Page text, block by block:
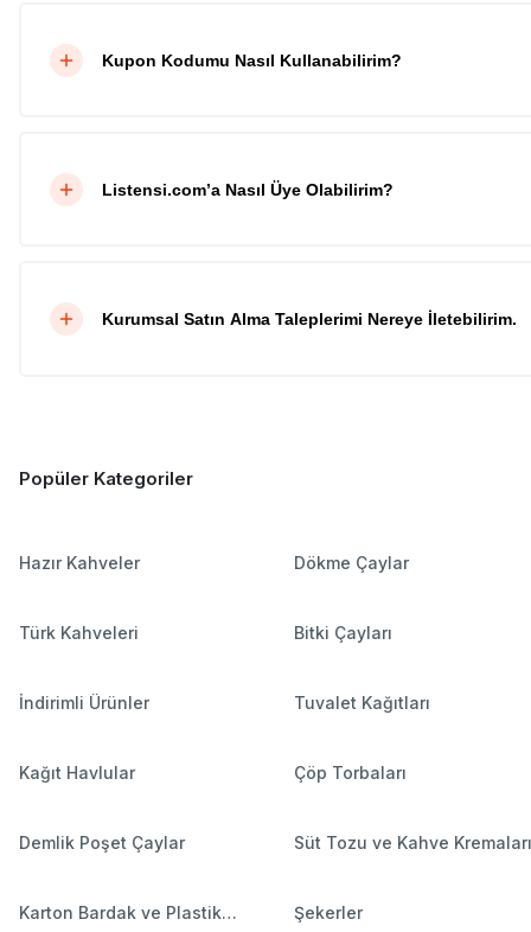
Kupon Kodumu Nasıl Kullanabilirim?
Listensi.com’a Nasıl Üye Olabilirim?
Kurumsal Satın Alma Taleplerimi Nereye İletebilirim.
Popüler Kategoriler
Hazır Kahveler Dökme Çaylar
Türk Kahveleri Bitki Çayları
İndirimli Ürünler Tuvalet Kağıtları
Kağıt Havlular Çöp Torbaları
Demlik Poşet Çaylar Süt Tozu ve Kahve Kremaları
Karton Bardak ve Plastik
Şekerler